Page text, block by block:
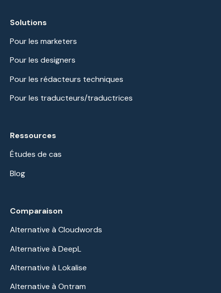
Solutions
Pour les marketers
Pour les designers
Pour les rédacteurs techniques
Pour les traducteurs/traductrices
Ressources
Études de cas
Blog
Comparaison
Alternative à Cloudwords
Alternative à DeepL
Alternative à Lokalise
Alternative à Ontram